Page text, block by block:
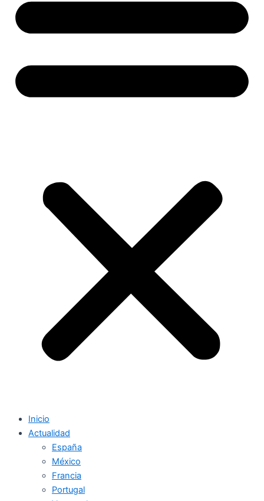
Inicio
Actualidad
España
México
Francia
Portugal